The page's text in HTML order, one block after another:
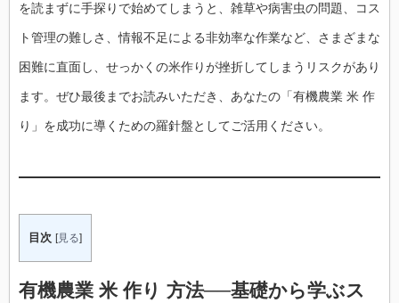
を読まずに手探りで始めてしまうと、雑草や病害虫の問題、コス
ト管理の難しさ、情報不足による非効率な作業など、さまざまな
困難に直面し、せっかくの米作りが挫折してしまうリスクがあり
ます。ぜひ最後までお読みいただき、あなたの「有機農業 米 作
り」を成功に導くための羅針盤としてご活用ください。
目次 [見る]
有機農業 米 作り 方法──基礎から学ぶス